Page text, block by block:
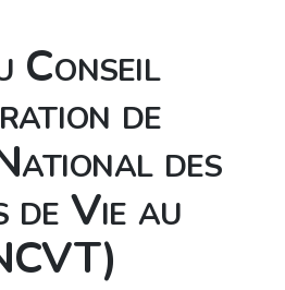
Conseil
de
des
Vie au